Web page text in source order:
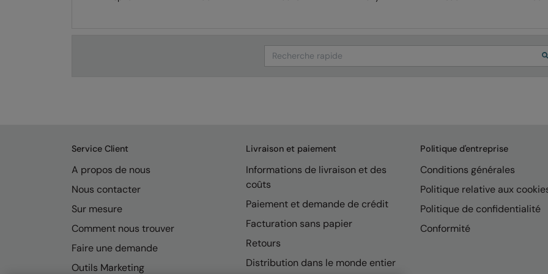
Search
Service Client
A propos de nous
Nous contacter
Sur mesure
Comment nous trouver
Faire une demande
Outils Marketing
Livraison et paiement
Informations de livraison et des
coûts
Paiement et demande de crédit
Facturation sans papier
Retours
Distribution dans le monde entier
Politique d'entreprise
Conditions générales
Politique relative aux
Politique de confidentialité
Conformité